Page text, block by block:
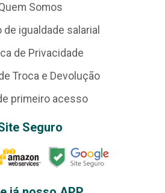
Somos
de igualdade salarial
de Privacidade
Troca e Devolução
primeiro acesso
Seguro